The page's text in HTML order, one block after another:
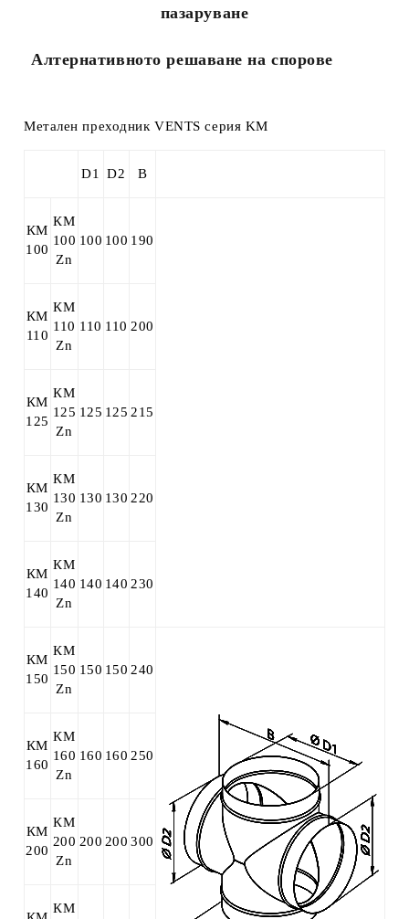
пазаруване
Алтернативното решаване на спорове
Метален преходник VENTS серия KM
D1 D2 B
КМ
100
КМ
100
Zn
100 100 190
КМ
110
КМ
110
Zn
110 110 200
КМ
125
КМ
125
Zn
125 125 215
КМ
130
КМ
130
Zn
130 130 220
КМ
140
КМ
140
Zn
140 140 230
КМ
150
КМ
150
Zn
150 150 240
КМ
160
КМ
160
Zn
160 160 250
КМ
200
КМ
200
Zn
200 200 300
КМ